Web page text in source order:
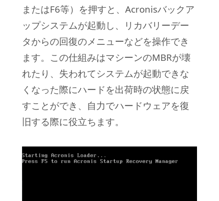
またはF6等）を押すと、Acronisバックア
ップシステムが起動し、リカバリーデー
タからの回復のメニューなどを操作でき
ます。この仕組みはマシーンのMBRが壊
れたり、失われてシステムが起動できな
くなった際にハードを出荷時の状態に戻
すことができ、自力でハードウェアを復
旧する際に役立ちます。